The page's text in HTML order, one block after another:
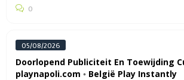
0
05/08/2026
Doorlopend Publiciteit En Toewijding
playnapoli.com ◦ België Play Instantly